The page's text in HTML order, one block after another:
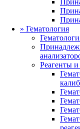
» Гематология
Реагенты